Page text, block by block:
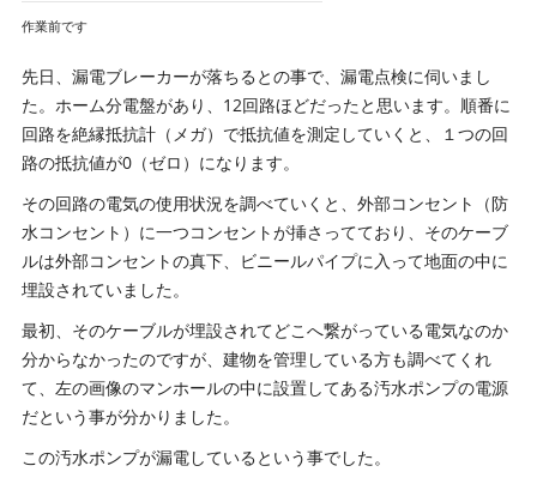
作業前です
先日、漏電ブレーカーが落ちるとの事で、漏電点検に伺いまし
た。ホーム分電盤があり、12回路ほどだったと思います。順番に
回路を絶縁抵抗計（メガ）で抵抗値を測定していくと、１つの回
路の抵抗値が0（ゼロ）になります。
その回路の電気の使用状況を調べていくと、外部コンセント（防
水コンセント）に一つコンセントが挿さってており、そのケーブ
ルは外部コンセントの真下、ビニールパイプに入って地面の中に
埋設されていました。
最初、そのケーブルが埋設されてどこへ繋がっている電気なのか
分からなかったのですが、建物を管理している方も調べてくれ
て、左の画像のマンホールの中に設置してある汚水ポンプの電源
だという事が分かりました。
この汚水ポンプが漏電しているという事でした。